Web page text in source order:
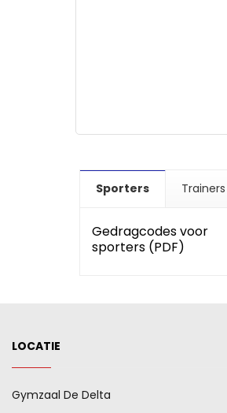
Sporters Trainers
Gedragcodes voor
sporters (PDF)
LOCATIE
Gymzaal De Delta